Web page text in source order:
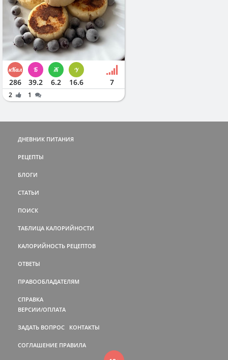
286 39.2 6.2 16.6 7
2 1
ДНЕВНИК ПИТАНИЯ
РЕЦЕПТЫ
БЛОГИ
СТАТЬИ
ПОИСК
ТАБЛИЦА КАЛОРИЙНОСТИ
КАЛОРИЙНОСТЬ РЕЦЕПТОВ
ОТВЕТЫ
ПРАВООБЛАДАТЕЛЯМ
СПРАВКА
ВЕРСИИ/ОПЛАТА
ЗАДАТЬ ВОПРОС КОНТАКТЫ
СОГЛАШЕНИЕ ПРАВИЛА